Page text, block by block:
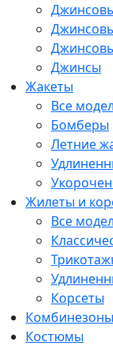
Джинсы
Жакеты
Все
Бомберы
Летние
Жилеты и
Все
Корсеты
Комбинезоны
Костюмы